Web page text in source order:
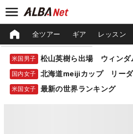
全ツアー ギア レッスン
米国男子
国内女子 北海道meijiカップ リー
米国女子 最新の世界ランキング